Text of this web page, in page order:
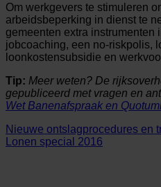
Om werkgevers te stimuleren
arbeidsbeperking in dienst te
gemeenten extra instrumenten
jobcoaching, een no-riskpolis,
loonkostensubsidie en
Tip: Meer weten? De
gepubliceerd met vragen en
Wet Banenafspraak en
Nieuwe ontslagprocedures en
Lonen special 2016